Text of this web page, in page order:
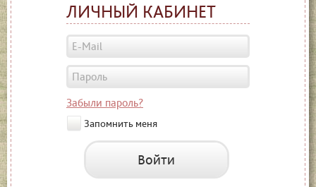
ЛИЧНЫЙ КАБИНЕТ
Забыли пароль?
Запомнить меня
Войти